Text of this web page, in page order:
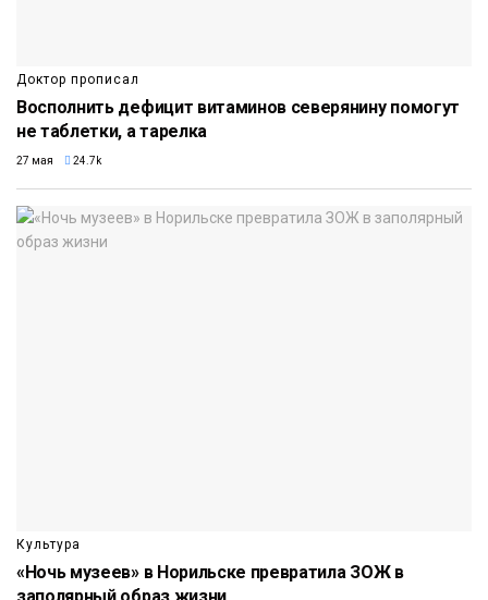
Доктор прописал
Восполнить дефицит витаминов северянину помогут
не таблетки, а тарелка
27 мая 24.7k
Культура
«Ночь музеев» в Норильске превратила ЗОЖ в